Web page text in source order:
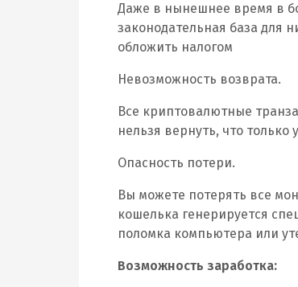
Даже в нынешнее время в
законодательная база для
обложить налогом
Невозможность возврата.
Все криптовалютные
нельзя вернуть, что только
Опасность потери.
Вы можете потерять все
кошелька генерируется
поломка компьютера или
Возможность заработка: